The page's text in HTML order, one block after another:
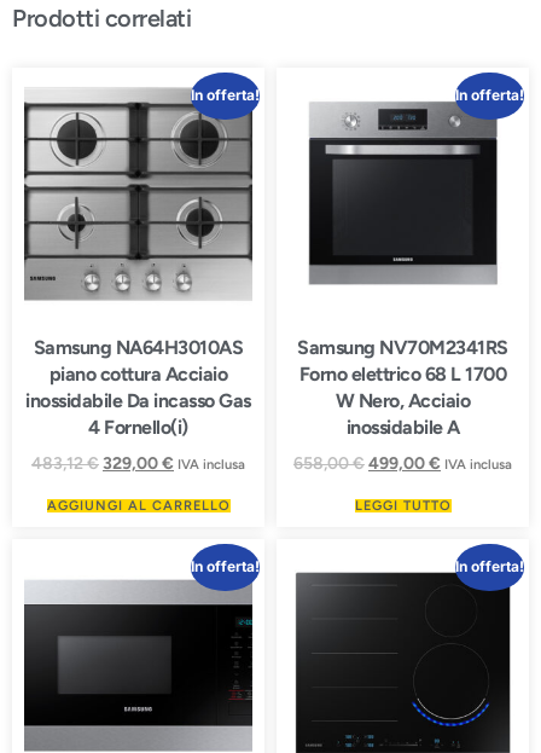
Prodotti correlati
In offerta!
Samsung NA64H3010AS
piano cottura Acciaio
inossidabile Da incasso Gas
4 Fornello(i)
483,12€329,00€ IVA inclusa
AGGIUNGI AL CARRELLO
In offerta!
Samsung NV70M2341RS
Forno elettrico 68 L 1700
W Nero, Acciaio
inossidabile A
658,00€499,00€ IVA inclusa
LEGGI TUTTO
In offerta! In offerta!